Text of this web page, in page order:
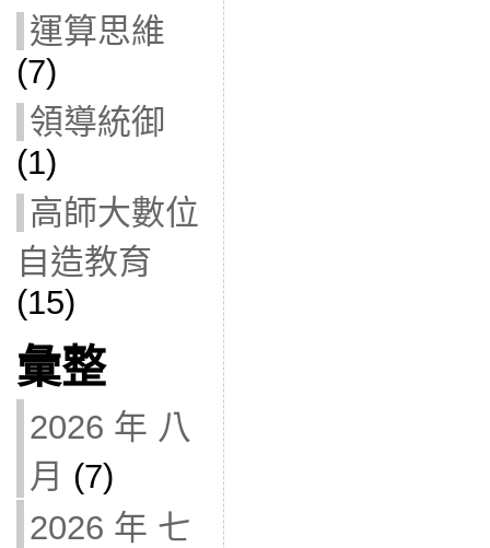
運算思維
(7)
領導統御
(1)
高師大數位
自造教育
(15)
彙整
2026 年 八
月 (7)
2026 年 七